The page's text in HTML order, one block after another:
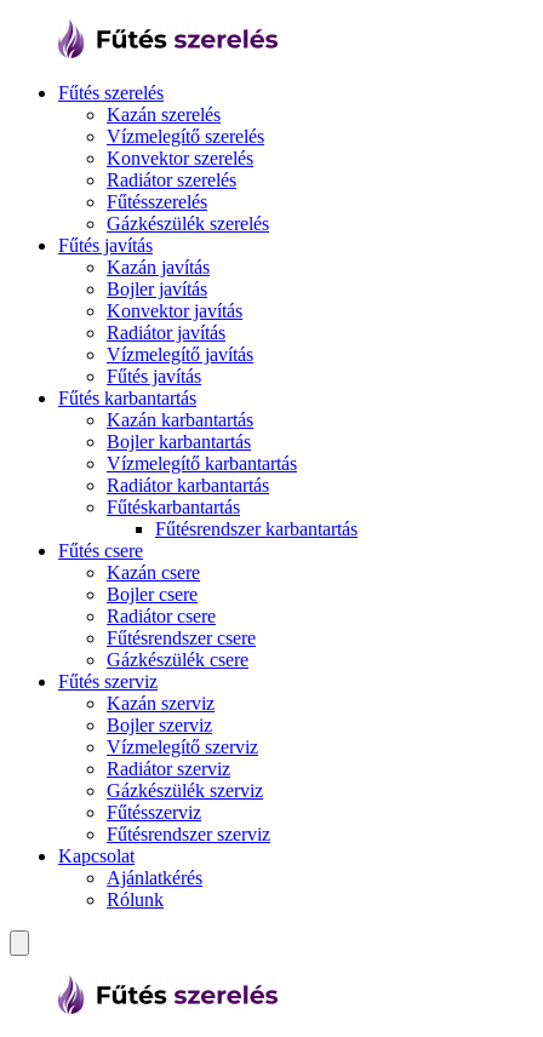
Fűtés szerelés
Kazán szerelés
Vízmelegítő szerelés
Konvektor szerelés
Radiátor szerelés
Fűtésszerelés
Gázkészülék szerelés
Fűtés javítás
Kazán javítás
Bojler javítás
Konvektor javítás
Radiátor javítás
Vízmelegítő javítás
Fűtés javítás
Fűtés karbantartás
Kazán karbantartás
Bojler karbantartás
Vízmelegítő karbantartás
Radiátor karbantartás
Fűtéskarbantartás
Fűtésrendszer karbantartás
Fűtés csere
Kazán csere
Bojler csere
Radiátor csere
Fűtésrendszer csere
Gázkészülék csere
Fűtés szerviz
Kazán szerviz
Bojler szerviz
Vízmelegítő szerviz
Radiátor szerviz
Gázkészülék szerviz
Fűtésszerviz
Fűtésrendszer szerviz
Kapcsolat
Ajánlatkérés
Rólunk